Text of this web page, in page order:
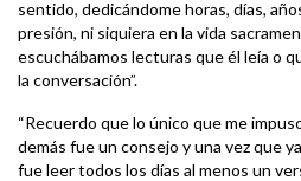
sentido, dedicándome horas, días,
presión, ni siquiera en la vida
escuchábamos lecturas que él leía o
la conversación”.
“Recuerdo que lo único que me
demás fue un consejo y una vez que
fue leer todos los días al menos un